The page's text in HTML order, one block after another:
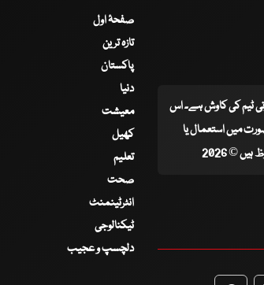
ٹیم کی کاوش ہے۔ اس
میں استعمال یا
© 2026
صفحۂ اول
تازہ ترین
پاکستان
دنیا
معیشت
کھیل
تعلیم
صحت
انٹرٹینمنٹ
ٹیکنالوجی
دلچسپ و عجیب